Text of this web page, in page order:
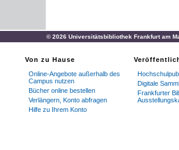
© 2026 Universitätsbibliothek Frankfurt am
Von zu Hause
Online-Angebote außerhalb des
Campus nutzen
Bücher online bestellen
Verlängern, Konto abfragen
Hilfe zu Ihrem Konto
Digitale
Frankfurter